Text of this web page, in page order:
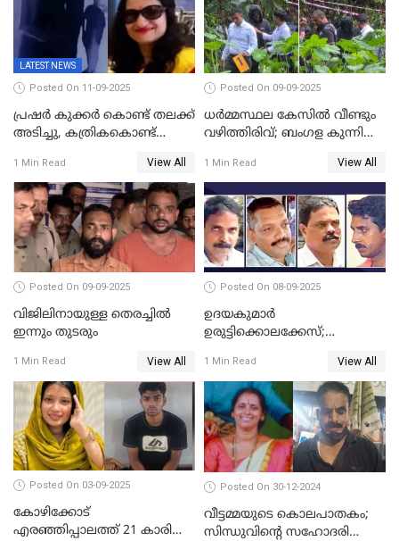
LATEST NEWS
Posted On 11-09-2025
പ്രഷർ കുക്കർ കൊണ്ട് തലക്ക്
അടിച്ചു, കത്രികകൊണ്ട്
കൊലപ്പെടുത്തി; 5 പവൻ
സ്വർണ്ണവും ഒരു ലക്ഷം
രൂപയും കാണാതായി
1 Min Read View All
Posted On 09-09-2025
ധർമ്മസ്ഥല കേസിൽ വീണ്ടും
വഴിത്തിരിവ്; ബംഗള കുന്നിൽ
കണ്ടെത്തി
1 Min Read View All
Posted On 09-09-2025
വിജിലിനായുള്ള തെരച്ചിൽ
ഇന്നും തുടരും
1 Min Read View All
Posted On 08-09-2025
ഉദയകുമാര്‍
ഉരുട്ടിക്കൊലക്കേസ്;
സുപ്രീംകോടതിയിലേക്ക്
1 Min Read View All
Posted On 03-09-2025
കോഴിക്കോട്
എരഞ്ഞിപ്പാലത്ത് 21 കാരി
Posted On 30-12-2024
വീട്ടമ്മയുടെ കൊലപാതകം;
സിന്ധുവിന്റെ സഹോദരി